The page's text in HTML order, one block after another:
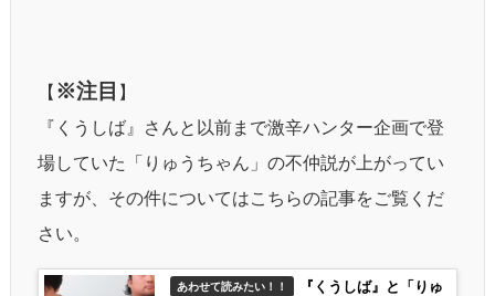
【 ※注目 】
『くうしば』さんと以前まで激辛ハンター企画で登
場していた「りゅうちゃん」の不仲説が上がってい
ますが、その件についてはこちらの記事をご覧くだ
さい。
あわせて読みたい！！
『くうしば』と「りゅ